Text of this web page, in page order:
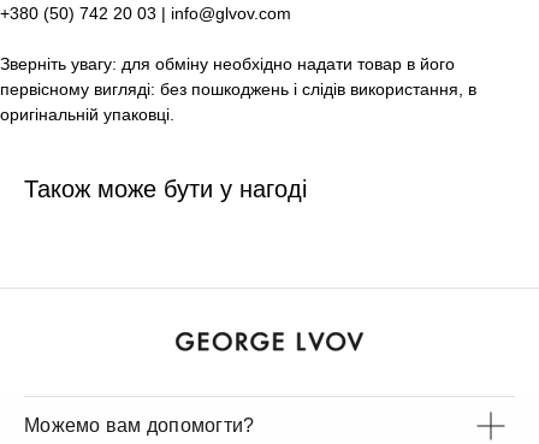
+380 (50) 742 20 03 | info@glvov.com
Зверніть увагу: для обміну необхідно надати товар в його
первісному вигляді: без пошкоджень і слідів використання, в
оригінальній упаковці.
Також може бути у нагоді
Можемо вам допомогти?